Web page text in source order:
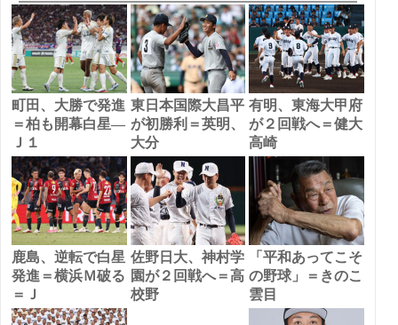
町田、大勝で発進
＝柏も開幕白星―
Ｊ１
東日本国際大昌平
が初勝利＝英明、
大分
有明、東海大甲府
が２回戦へ＝健大
高崎
鹿島、逆転で白星
発進＝横浜Ｍ破る
＝Ｊ
佐野日大、神村学
園が２回戦へ＝高
校野
「平和あってこそ
の野球」＝きのこ
雲目